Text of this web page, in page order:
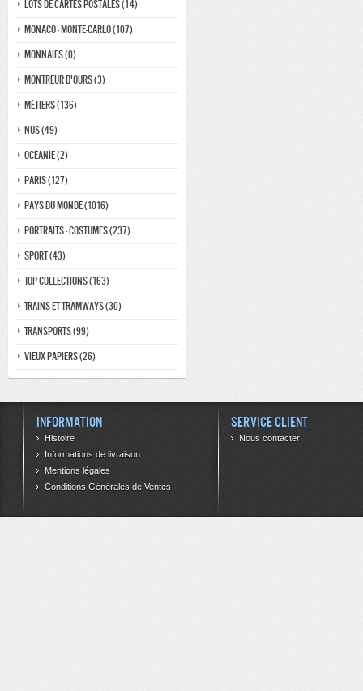
Lots de Cartes Postales (14)
Monaco - monte-carlo (107)
Monnaies (0)
Montreur d'ours (3)
Métiers (136)
Nus (49)
Océanie (2)
Paris (127)
Pays du monde (1016)
Portraits - costumes (237)
Sport (43)
Top collections (163)
Trains et tramways (30)
Transports (99)
Vieux papiers (26)
Information
Histoire
Informations de livraison
Mentions légales
Conditions Générales de Ventes
Service client
Nous contacter